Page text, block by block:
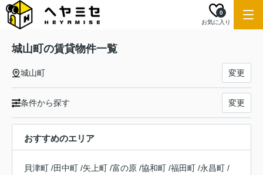
お気に入り
0
城山町の賃貸物件一覧
城山町 変更
条件から探す 変更
おすすめのエリア
貝津町 /田中町 /矢上町 /富の原 /協和町 /福田町 /永昌町 /